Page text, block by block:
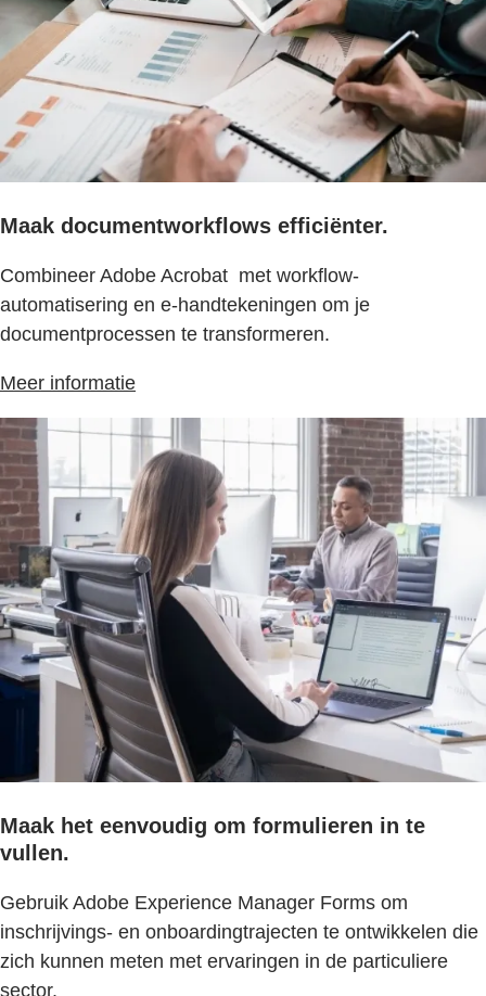
Maak documentworkflows efficiënter.
Combineer Adobe Acrobat met workflow-
automatisering en e-handtekeningen om je
documentprocessen te transformeren.
Meer informatie
Maak het eenvoudig om formulieren in te
vullen.
Gebruik Adobe Experience Manager Forms om
inschrijvings- en onboardingtrajecten te ontwikkelen die
zich kunnen meten met ervaringen in de particuliere
sector.